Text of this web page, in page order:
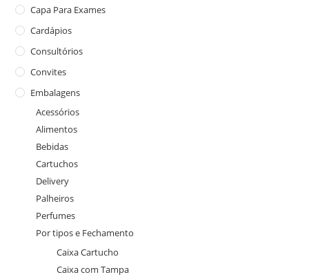
Capa Para Exames
Cardápios
Consultórios
Convites
Embalagens
Acessórios
Alimentos
Bebidas
Cartuchos
Delivery
Palheiros
Perfumes
Por tipos e Fechamento
Caixa Cartucho
Caixa com Tampa